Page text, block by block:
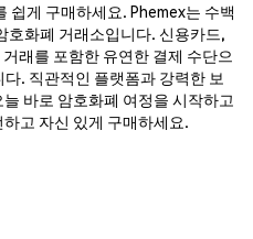
쉽게 구매하세요. Phemex는 수백
호화폐 거래소입니다. 신용카드,
래를 포함한 유연한 결제 수단으
. 직관적인 플랫폼과 강력한 보
바로 암호화폐 여정을 시작하고
고 자신 있게 구매하세요.